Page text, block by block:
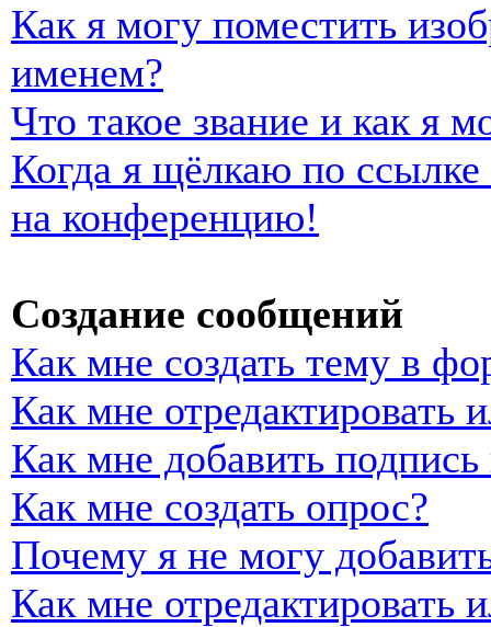
Как я могу поместить
именем?
Что такое звание и как я
Когда я щёлкаю по
на конференцию!
Создание сообщений
Как мне создать тему в
Как мне отредактировать
Как мне добавить
Как мне создать опрос?
Почему я не могу
Как мне отредактировать